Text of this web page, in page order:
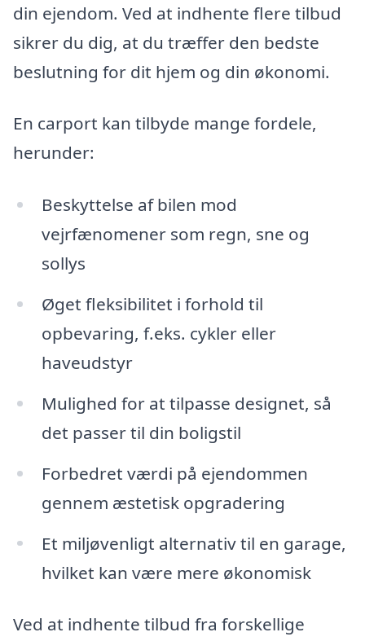
din ejendom. Ved at indhente flere tilbud
sikrer du dig, at du træffer den bedste
beslutning for dit hjem og din økonomi.
En carport kan tilbyde mange fordele,
herunder:
Beskyttelse af bilen mod
vejrfænomener som regn, sne og
sollys
Øget fleksibilitet i forhold til
opbevaring, f.eks. cykler eller
haveudstyr
Mulighed for at tilpasse designet, så
det passer til din boligstil
Forbedret værdi på ejendommen
gennem æstetisk opgradering
Et miljøvenligt alternativ til en garage,
hvilket kan være mere økonomisk
Ved at indhente tilbud fra forskellige